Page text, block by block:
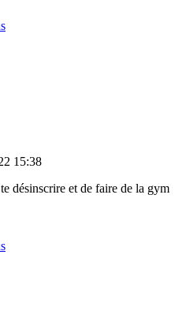
15:38
désinscrire et de faire de la gym